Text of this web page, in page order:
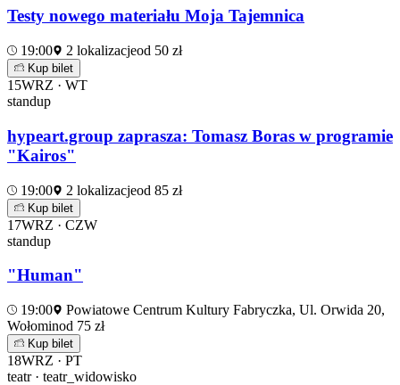
Testy nowego materiału Moja Tajemnica
19:00 2 lokalizacjeod 50 zł
Kup bilet
15WRZ · WT
standup
hypeart.group zaprasza: Tomasz Boras w programie
"Kairos"
19:00 2 lokalizacjeod 85 zł
Kup bilet
17WRZ · CZW
standup
"Human"
19:00
Powiatowe Centrum Kultury Fabryczka, Ul. Orwida 20,
Wołominod 75 zł
Kup bilet
18WRZ · PT
teatr · teatr_widowisko